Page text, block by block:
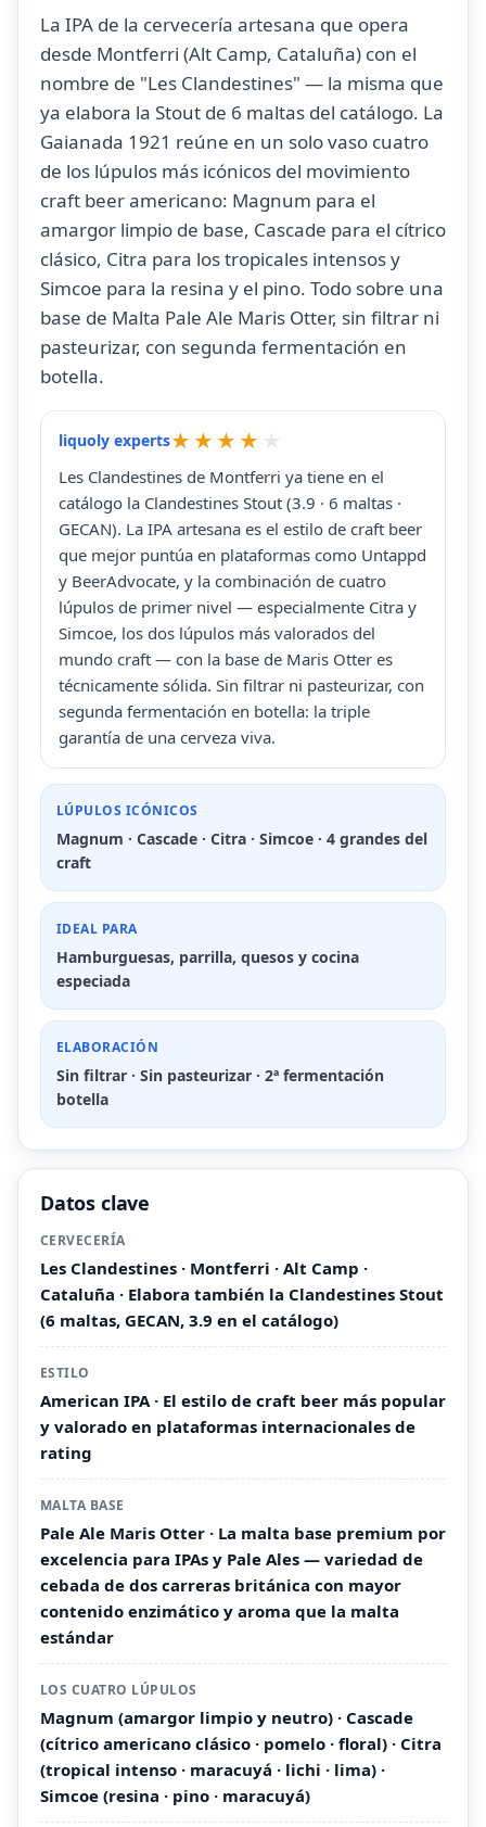
La IPA de la cervecería artesana que opera
desde Montferri (Alt Camp, Cataluña) con el
nombre de "Les Clandestines" — la misma que
ya elabora la Stout de 6 maltas del catálogo. La
Gaianada 1921 reúne en un solo vaso cuatro
de los lúpulos más icónicos del movimiento
craft beer americano: Magnum para el
amargor limpio de base, Cascade para el cítrico
clásico, Citra para los tropicales intensos y
Simcoe para la resina y el pino. Todo sobre una
base de Malta Pale Ale Maris Otter, sin filtrar ni
pasteurizar, con segunda fermentación en
botella.
liquoly experts
Les Clandestines de Montferri ya tiene en el
catálogo la Clandestines Stout (3.9 · 6 maltas ·
GECAN). La IPA artesana es el estilo de craft beer
que mejor puntúa en plataformas como Untappd
y BeerAdvocate, y la combinación de cuatro
lúpulos de primer nivel — especialmente Citra y
Simcoe, los dos lúpulos más valorados del
mundo craft — con la base de Maris Otter es
técnicamente sólida. Sin filtrar ni pasteurizar, con
segunda fermentación en botella: la triple
garantía de una cerveza viva.
LÚPULOS ICÓNICOS
Magnum · Cascade · Citra · Simcoe · 4 grandes del
craft
IDEAL PARA
Hamburguesas, parrilla, quesos y cocina
especiada
ELABORACIÓN
Sin filtrar · Sin pasteurizar · 2ª fermentación
botella
Datos clave
CERVECERÍA
Les Clandestines · Montferri · Alt Camp ·
Cataluña · Elabora también la Clandestines Stout
(6 maltas, GECAN, 3.9 en el catálogo)
ESTILO
American IPA · El estilo de craft beer más popular
y valorado en plataformas internacionales de
rating
MALTA BASE
Pale Ale Maris Otter · La malta base premium por
excelencia para IPAs y Pale Ales — variedad de
cebada de dos carreras británica con mayor
contenido enzimático y aroma que la malta
estándar
LOS CUATRO LÚPULOS
Magnum (amargor limpio y neutro) · Cascade
(cítrico americano clásico · pomelo · floral) · Citra
(tropical intenso · maracuyá · lichi · lima) ·
Simcoe (resina · pino · maracuyá)